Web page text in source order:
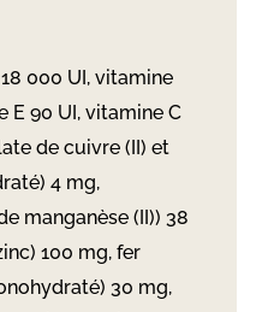
000 UI, vitamine
E 90 UI, vitamine C
de cuivre (II) et
4 mg,
manganèse (II)) 38
100 mg, fer
30 mg,